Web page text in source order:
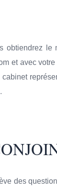
obtiendrez
et avec
des